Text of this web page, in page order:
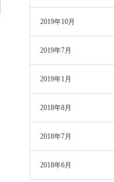
2019年10月
2019年7月
2019年1月
2018年8月
2018年7月
2018年6月